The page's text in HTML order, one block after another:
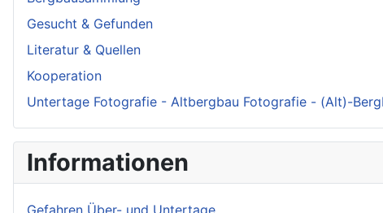
Gesucht & Gefunden
Literatur & Quellen
Kooperation
Untertage Fotografie - Altbergbau Fotografie - (Alt)-
Informationen
Gefahren Über- und Untertage